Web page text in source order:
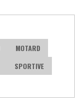
MOTARD
SPORTIVE